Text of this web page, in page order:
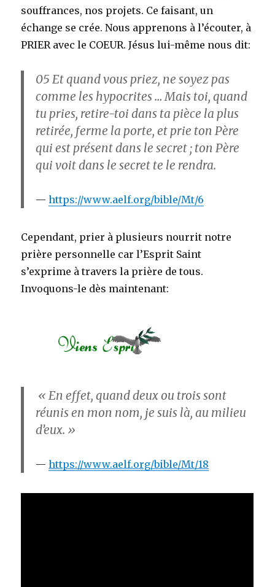
souffrances, nos projets. Ce faisant, un
échange se crée. Nous apprenons à l’écouter, à
PRIER avec le COEUR. Jésus lui-même nous dit:
05 Et quand vous priez, ne soyez pas
comme les hypocrites … Mais toi, quand
tu pries, retire-toi dans ta pièce la plus
retirée, ferme la porte, et prie ton Père
qui est présent dans le secret ; ton Père
qui voit dans le secret te le rendra.
https://www.aelf.org/bible/Mt/6
Cependant, prier à plusieurs nourrit notre
prière personnelle car l’Esprit Saint
s’exprime à travers la prière de tous.
Invoquons-le dès maintenant:
« En effet, quand deux ou trois sont
réunis en mon nom, je suis là, au milieu
d’eux. »
https://www.aelf.org/bible/Mt/18